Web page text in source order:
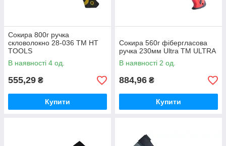
Сокира 800г ручка
скловолокно 28-036 ТМ HT
TOOLS
В наявності 4 од.
555,29 ₴
Купити
Сокира 560г фібергласова
ручка 230мм Ultra ТМ ULTRA
В наявності 2 од.
884,96 ₴
Купити